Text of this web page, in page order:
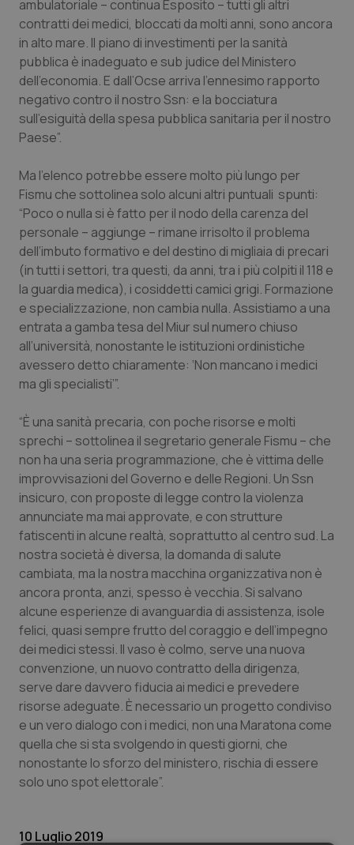
Lombardia
Marche
Molise
Provincia Autonoma di Bolzano
Provincia Autonoma di Trento
Puglia
Sardegna
Sicilia
Toscana
Umbria
Valle D’Aosta
Veneto
Dolore
Donna & Salute
Epatiti
Infezioni & Febbre
Ipertensione & Scompenso
Malattie rare
Malattia di Crohn & Rettocolite Ulcerosa
Neuroscienze & patologie neurodegenerative
Obesità
Oftalmologia
Oncodermatologia
Oncoematologia
Oncologia & Nutrizione
Psoriasi & pelle
Quotidiano Cardiologia
Quotidiano Chirurgia
Quotidiano Oncologia
Quotidiano Pediatria
ambulatoriale – continua Esposito – tutti gli altri
contratti dei medici, bloccati da molti anni, sono ancora
in alto mare. Il piano di investimenti per la sanità
pubblica è inadeguato e sub judice del Ministero
dell’economia. E dall’Ocse arriva l’ennesimo rapporto
negativo contro il nostro Ssn: e la bocciatura
sull’esiguità della spesa pubblica sanitaria per il nostro
Paese”.
Ma l’elenco potrebbe essere molto più lungo per
Fismu che sottolinea solo alcuni altri puntuali spunti:
“Poco o nulla si è fatto per il nodo della carenza del
personale – aggiunge – rimane irrisolto il problema
dell’imbuto formativo e del destino di migliaia di precari
(in tutti i settori, tra questi, da anni, tra i più colpiti il 118 e
la guardia medica), i cosiddetti camici grigi. Formazione
e specializzazione, non cambia nulla. Assistiamo a una
entrata a gamba tesa del Miur sul numero chiuso
all’università, nonostante le istituzioni ordinistiche
avessero detto chiaramente: ‘Non mancano i medici
ma gli specialisti’”.
“È una sanità precaria, con poche risorse e molti
sprechi – sottolinea il segretario generale Fismu – che
non ha una seria programmazione, che è vittima delle
improvvisazioni del Governo e delle Regioni. Un Ssn
insicuro, con proposte di legge contro la violenza
annunciate ma mai approvate, e con strutture
fatiscenti in alcune realtà, soprattutto al centro sud. La
nostra società è diversa, la domanda di salute
cambiata, ma la nostra macchina organizzativa non è
ancora pronta, anzi, spesso è vecchia. Si salvano
alcune esperienze di avanguardia di assistenza, isole
felici, quasi sempre frutto del coraggio e dell’impegno
dei medici stessi. Il vaso è colmo, serve una nuova
convenzione, un nuovo contratto della dirigenza,
serve dare davvero fiducia ai medici e prevedere
risorse adeguate. È necessario un progetto condiviso
e un vero dialogo con i medici, non una Maratona come
quella che si sta svolgendo in questi giorni, che
nonostante lo sforzo del ministero, rischia di essere
solo uno spot elettorale”.
10 Luglio 2019